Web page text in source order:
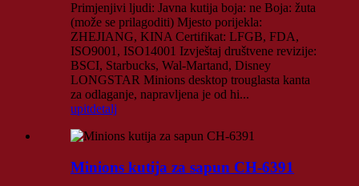
Primjenjivi ljudi: Javna kutija boja: ne Boja: žuta
(može se prilagoditi) Mjesto porijekla:
ZHEJIANG, KINA Certifikat: LFGB, FDA,
ISO9001, ISO14001 Izvještaj društvene revizije:
BSCI, Starbucks, Wal-Martand, Disney
LONGSTAR Minions desktop trouglasta kanta
za odlaganje, napravljena je od hi...
upitdetalj
Minions kutija za sapun CH-6391